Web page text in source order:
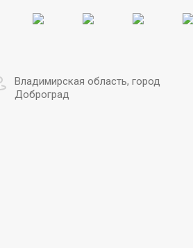
Владимирская область, город
Доброград